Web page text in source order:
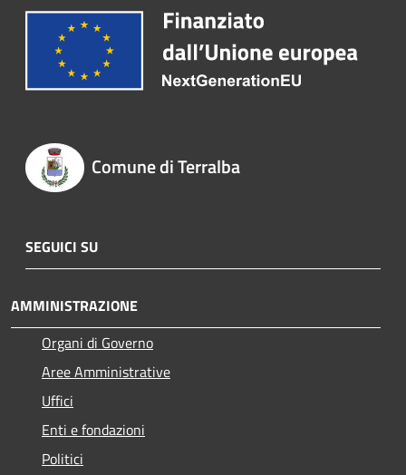
Comune di Terralba
SEGUICI SU
AMMINISTRAZIONE
Organi di Governo
Aree Amministrative
Uffici
Enti e fondazioni
Politici